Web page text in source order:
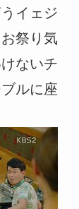
イェジ
祭り気
ないチ
ルに座